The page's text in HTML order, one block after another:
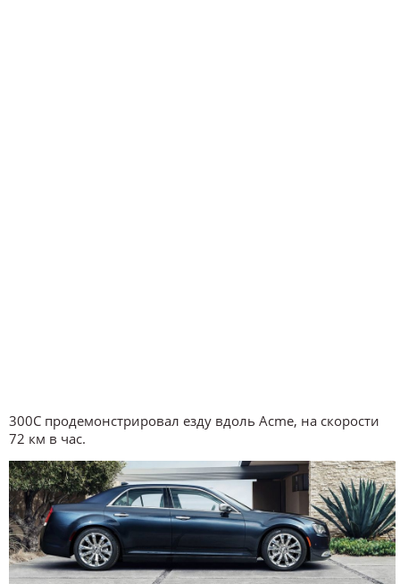
300C продемонстрировал езду вдоль Acme, на скорости
72 км в час.